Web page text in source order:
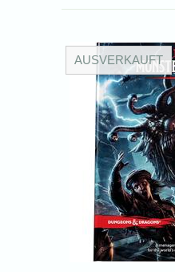
AUSVERKAUFT